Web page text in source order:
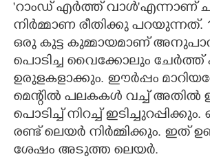
'റാംഡ് എർത്ത് വാൾ"എന്നാണ്
നിർമ്മാണ രീതിക്കു പറയുന്നത്.
ഒരു കുട്ട കുമ്മായമാണ്
പൊടിച്ച വൈക്കോലും ചേർത്ത്
ഉരുളകളാക്കും. ഈർപ്പം
മെന്റിൽ പലകകൾ വച്ച് അതിൽ
പൊടിച്ച് നിറച്ച്
രണ്ട് ലെയർ നിർമ്മിക്കും. ഇത്
ശേഷം അടുത്ത ലെയർ.